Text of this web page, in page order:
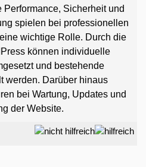
Sicherheit und
spielen bei professionellen
wichtige Rolle. Durch die
können individuelle
und bestehende
werden. Darüber hinaus
bei Wartung, Updates und
der Website.